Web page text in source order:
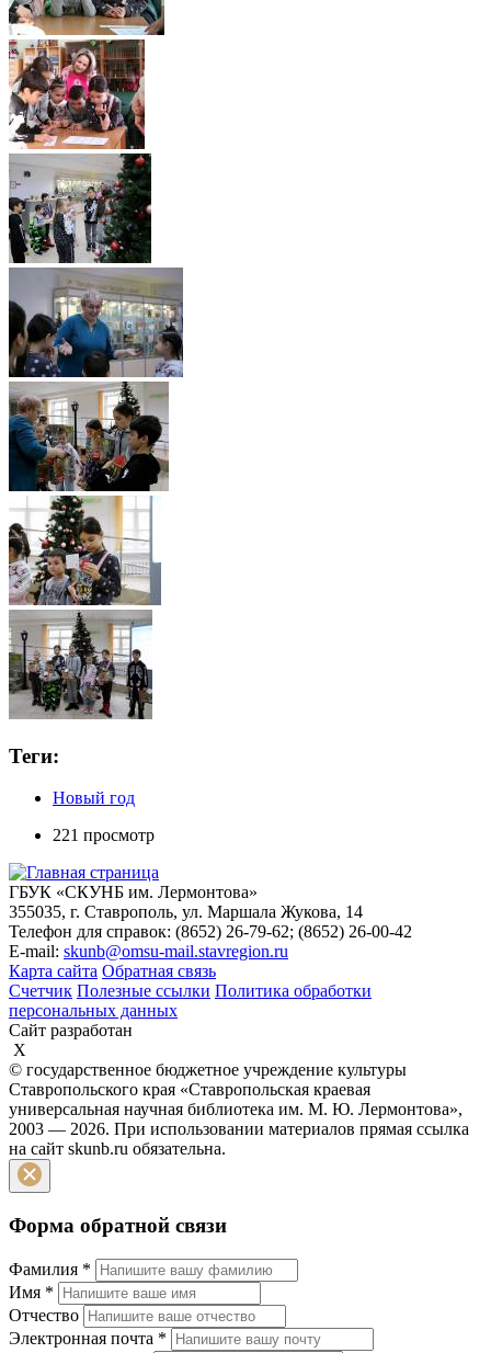
Теги:
Новый год
221 просмотр
ГБУК «СКУНБ им. Лермонтова»
355035, г. Ставрополь, ул. Маршала Жукова, 14
Телефон для справок: (8652) 26-79-62; (8652) 26-00-42
E-mail: skunb@omsu-mail.stavregion.ru
Карта сайта Обратная связь
Счетчик Полезные ссылки Политика обработки
персональных данных
Сайт разработан
X
© государственное бюджетное учреждение культуры
Ставропольского края «Ставропольская краевая
универсальная научная библиотека им. М. Ю. Лермонтова»,
2003 — 2026. При использовании материалов прямая ссылка
на сайт skunb.ru обязательна.
Форма обратной связи
Фамилия *
Имя *
Отчество
Электронная почта *